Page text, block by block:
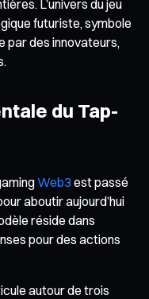
L’univers du jeu
futuriste, symbole
par des innovateurs,
du Tap-
Web3 est passé
aboutir aujourd’hui
réside dans
pour des actions
autour de trois